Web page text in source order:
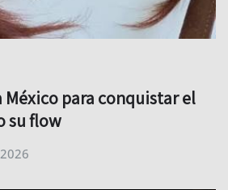
México para conquistar el
su flow